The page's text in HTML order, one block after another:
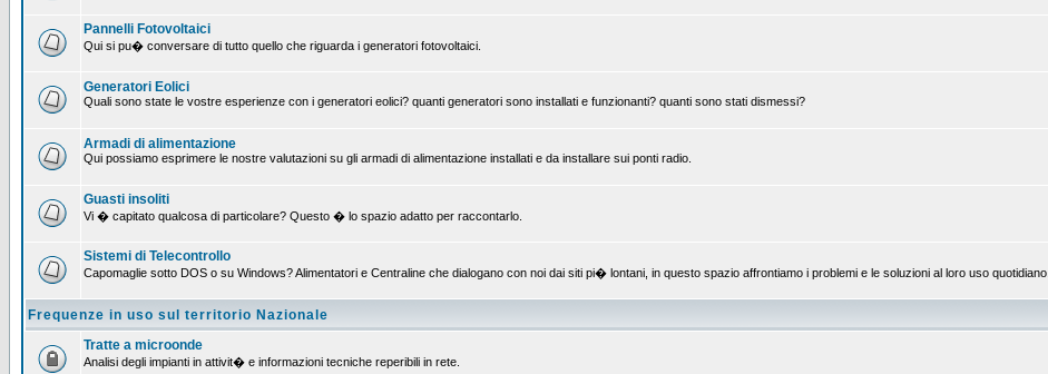
Pannelli Fotovoltaici
Qui si pu� conversare di tutto quello che riguarda i generatori fotovoltaici.
Generatori Eolici
Quali sono state le vostre esperienze con i generatori eolici? quanti generatori sono installati e funzionanti? quanti sono stati dismessi?
Armadi di alimentazione
Qui possiamo esprimere le nostre valutazioni su gli armadi di alimentazione installati e da installare sui ponti radio.
Guasti insoliti
Vi � capitato qualcosa di particolare? Questo � lo spazio adatto per raccontarlo.
Sistemi di Telecontrollo
Capomaglie sotto DOS o su Windows? Alimentatori e Centraline che dialogano con noi dai siti pi� lontani, in questo spazio affrontiamo i problemi e le soluzioni al loro uso quotidiano.
Frequenze in uso sul territorio Nazionale
Tratte a microonde
Analisi degli impianti in attivit� e informazioni tecniche reperibili in rete.